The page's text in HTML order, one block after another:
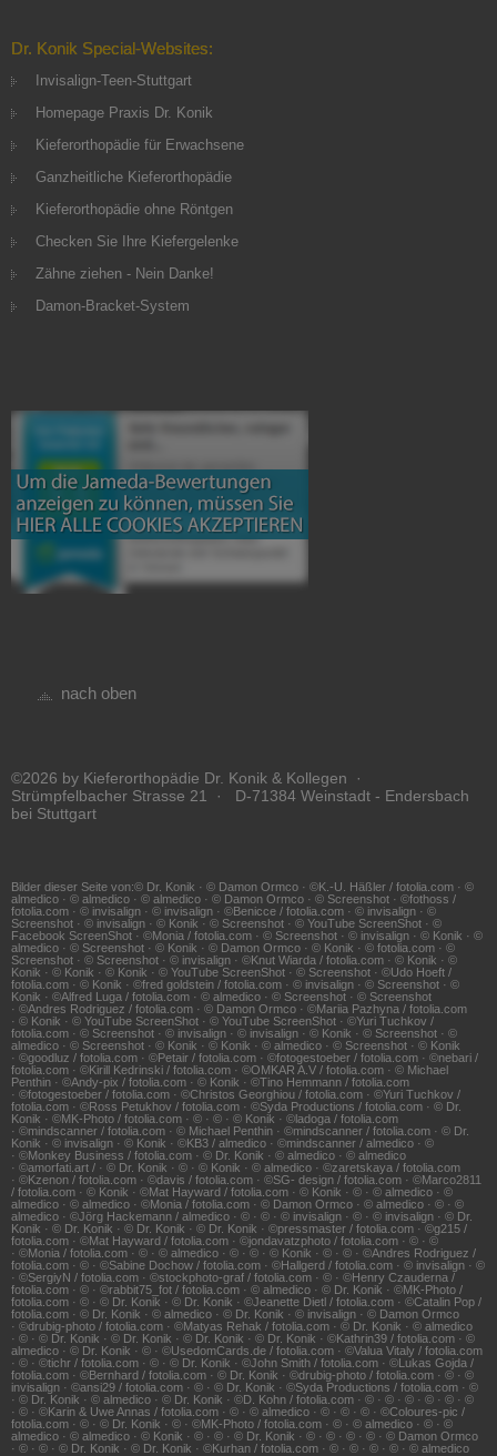
Dr. Konik Special-Websites:
Invisalign-Teen-Stuttgart
Homepage Praxis Dr. Konik
Kieferorthopädie für Erwachsene
Ganzheitliche Kieferorthopädie
Kieferorthopädie ohne Röntgen
Checken Sie Ihre Kiefergelenke
Zähne ziehen - Nein Danke!
Damon-Bracket-System
nach oben
©2026 by Kieferorthopädie Dr. Konik & Kollegen ·
Strümpfelbacher Strasse 21 · D-71384 Weinstadt - Endersbach
bei Stuttgart
Bilder dieser Seite von:© Dr. Konik · © Damon Ormco · ©K.-U. Häßler / fotolia.com · ©
almedico · © almedico · © almedico · © Damon Ormco · © Screenshot · ©fothoss /
fotolia.com · © invisalign · © invisalign · ©Benicce / fotolia.com · © invisalign · ©
Screenshot · © invisalign · © Konik · © Screenshot · © YouTube ScreenShot · ©
Facebook ScreenShot · ©Monia / fotolia.com · © Screenshot · © invisalign · © Konik · ©
almedico · © Screenshot · © Konik · © Damon Ormco · © Konik · © fotolia.com · ©
Screenshot · © Screenshot · © invisalign · ©Knut Wiarda / fotolia.com · © Konik · ©
Konik · © Konik · © Konik · © YouTube ScreenShot · © Screenshot · ©Udo Hoeft /
fotolia.com · © Konik · ©fred goldstein / fotolia.com · © invisalign · © Screenshot · ©
Konik · ©Alfred Luga / fotolia.com · © almedico · © Screenshot · © Screenshot
· ©Andres Rodriguez / fotolia.com · © Damon Ormco · ©Mariia Pazhyna / fotolia.com
· © Konik · © YouTube ScreenShot · © YouTube ScreenShot · ©Yuri Tuchkov /
fotolia.com · © Screenshot · © invisalign · © invisalign · © Konik · © Screenshot · ©
almedico · © Screenshot · © Konik · © Konik · © almedico · © Screenshot · © Konik
· ©goodluz / fotolia.com · ©Petair / fotolia.com · ©fotogestoeber / fotolia.com · ©nebari /
fotolia.com · ©Kirill Kedrinski / fotolia.com · ©OMKAR A.V / fotolia.com · © Michael
Penthin · ©Andy-pix / fotolia.com · © Konik · ©Tino Hemmann / fotolia.com
· ©fotogestoeber / fotolia.com · ©Christos Georghiou / fotolia.com · ©Yuri Tuchkov /
fotolia.com · ©Ross Petukhov / fotolia.com · ©Syda Productions / fotolia.com · © Dr.
Konik · ©MK-Photo / fotolia.com · © · © · © Konik · ©ladoga / fotolia.com
· ©mindscanner / fotolia.com · © Michael Penthin · ©mindscanner / fotolia.com · © Dr.
Konik · © invisalign · © Konik · ©KB3 / almedico · ©mindscanner / almedico · ©
· ©Monkey Business / fotolia.com · © Dr. Konik · © almedico · © almedico
· ©amorfati.art / · © Dr. Konik · © · © Konik · © almedico · ©zaretskaya / fotolia.com
· ©Kzenon / fotolia.com · ©davis / fotolia.com · ©SG- design / fotolia.com · ©Marco2811
/ fotolia.com · © Konik · ©Mat Hayward / fotolia.com · © Konik · © · © almedico · ©
almedico · © almedico · ©Monia / fotolia.com · © Damon Ormco · © almedico · © · ©
almedico · ©Jörg Hackemann / almedico · © · © · © invisalign · © · © invisalign · © Dr.
Konik · © Dr. Konik · © Dr. Konik · © Dr. Konik · ©pressmaster / fotolia.com · ©g215 /
fotolia.com · ©Mat Hayward / fotolia.com · ©jondavatzphoto / fotolia.com · © · ©
· ©Monia / fotolia.com · © · © almedico · © · © · © Konik · © · © · ©Andres Rodriguez /
fotolia.com · © · ©Sabine Dochow / fotolia.com · ©Hallgerd / fotolia.com · © invisalign · ©
· ©SergiyN / fotolia.com · ©stockphoto-graf / fotolia.com · © · ©Henry Czauderna /
fotolia.com · © · ©rabbit75_fot / fotolia.com · © almedico · © Dr. Konik · ©MK-Photo /
fotolia.com · © · © Dr. Konik · © Dr. Konik · ©Jeanette Dietl / fotolia.com · ©Catalin Pop /
fotolia.com · © Dr. Konik · © almedico · © Dr. Konik · © invisalign · © Damon Ormco
· ©drubig-photo / fotolia.com · ©Matyas Rehak / fotolia.com · © Dr. Konik · © almedico
· © · © Dr. Konik · © Dr. Konik · © Dr. Konik · © Dr. Konik · ©Kathrin39 / fotolia.com · ©
almedico · © Dr. Konik · © · ©UsedomCards.de / fotolia.com · ©Valua Vitaly / fotolia.com
· © · ©tichr / fotolia.com · © · © Dr. Konik · ©John Smith / fotolia.com · ©Lukas Gojda /
fotolia.com · ©Bernhard / fotolia.com · © Dr. Konik · ©drubig-photo / fotolia.com · © · ©
invisalign · ©ansi29 / fotolia.com · © · © Dr. Konik · ©Syda Productions / fotolia.com · ©
· © Dr. Konik · © almedico · © Dr. Konik · ©D. Kohn / fotolia.com · © · © · © · © · © · ©
· © · ©Karin & Uwe Annas / fotolia.com · © · © almedico · © · © · © · ©Coloures-pic /
fotolia.com · © · © Dr. Konik · © · ©MK-Photo / fotolia.com · © · © almedico · © · ©
almedico · © almedico · © Konik · © · © · © Dr. Konik · © · © · © · © · © Damon Ormco
· © · © · © Dr. Konik · © Dr. Konik · ©Kurhan / fotolia.com · © · © · © · © · © almedico